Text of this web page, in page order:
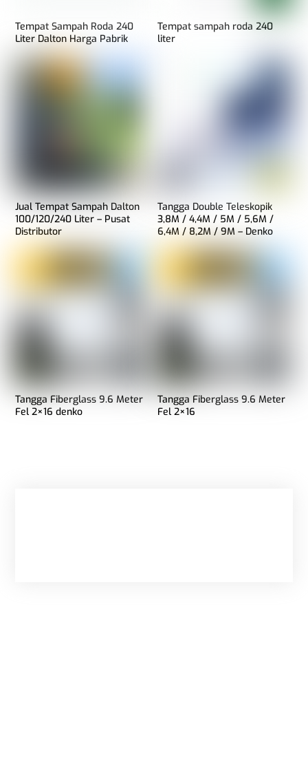
Tempat Sampah Roda 240
Liter Dalton Harga Pabrik
Tempat sampah roda 240
liter
Jual Tempat Sampah Dalton
100/120/240 Liter – Pusat
Distributor
Tangga Double Teleskopik
3,8M / 4,4M / 5M / 5,6M /
6,4M / 8,2M / 9M – Denko
Tangga Fiberglass 9.6 Meter
Fel 2×16 denko
Tangga Fiberglass 9.6 Meter
Fel 2×16